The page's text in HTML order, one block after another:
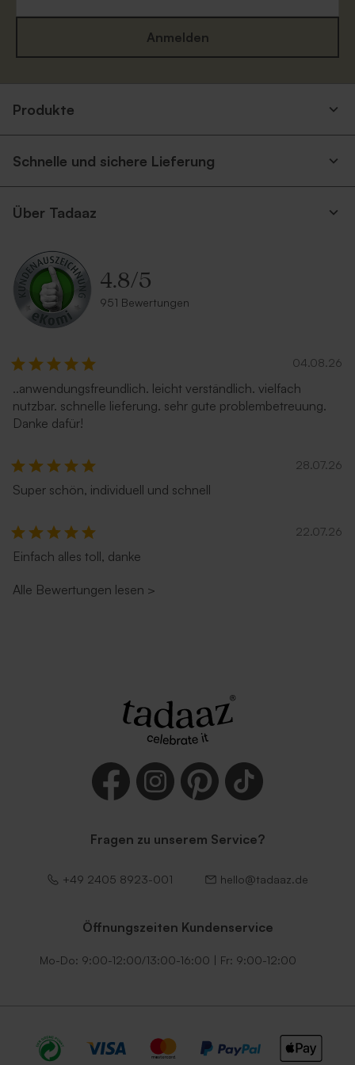
Quadratischer Umschlag
'Rot'
Quadratischer Umschlag
'Blau'
'Weiß'
Quadratischer Umschlag
Quadratischer Umschlag
Umschlag 'Dunkelblau'
Quadratischer Umschlag
'Schwarz'
Anmelden
Produkte
Schnelle und sichere Lieferung
Über Tadaaz
4.8/5
951 Bewertungen
04.08.26
..anwendungsfreundlich. leicht verständlich. vielfach
nutzbar. schnelle lieferung. sehr gute problembetreuung.
Danke dafür!
28.07.26
Super schön, individuell und schnell
22.07.26
Einfach alles toll, danke
Alle Bewertungen lesen >
Fragen zu unserem Service?
+49 2405 8923-001 hello@tadaaz.de
Öffnungszeiten Kundenservice
Mo-Do: 9:00-12:00/13:00-16:00 | Fr: 9:00-12:00